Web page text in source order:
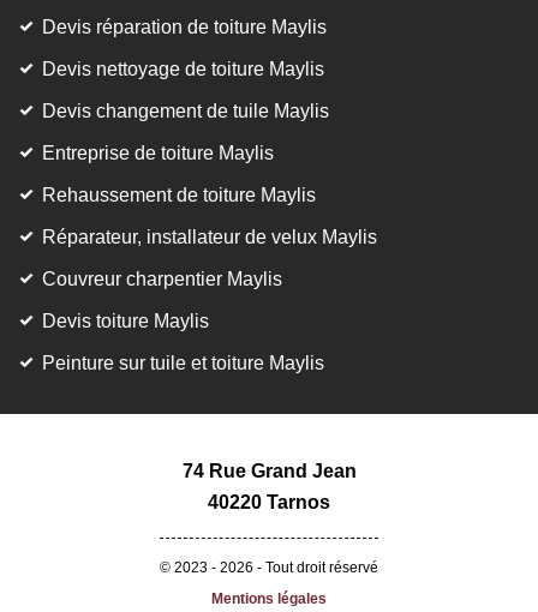
Devis réparation de toiture Maylis
Devis nettoyage de toiture Maylis
Devis changement de tuile Maylis
Entreprise de toiture Maylis
Rehaussement de toiture Maylis
Réparateur, installateur de velux Maylis
Couvreur charpentier Maylis
Devis toiture Maylis
Peinture sur tuile et toiture Maylis
74 Rue Grand Jean
40220 Tarnos
© 2023 - 2026 - Tout droit réservé
Mentions légales